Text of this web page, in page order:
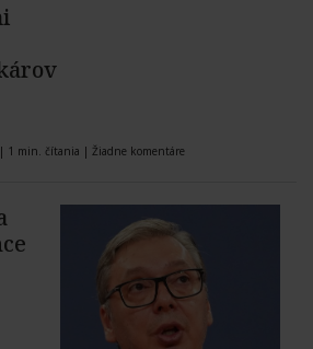
| 1 min. čítania | Žiadne komentáre